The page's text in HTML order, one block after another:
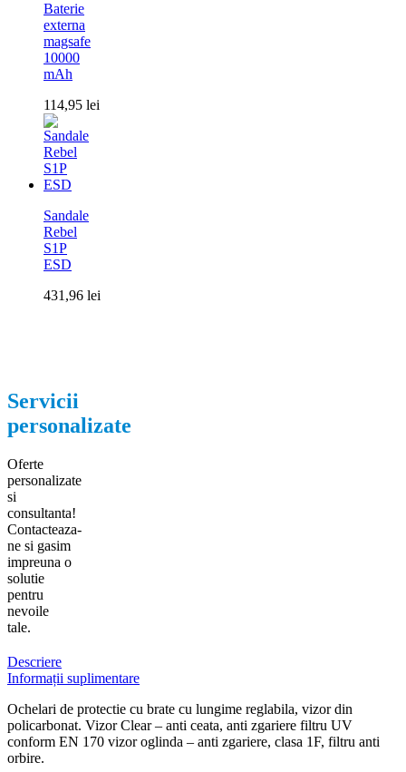
Baterie
externa
magsafe
10000
mAh
114,95 lei
Sandale
Rebel
S1P
ESD
431,96 lei
Servicii
personalizate
Oferte
personalizate
si
consultanta!
Contacteaza-
ne si gasim
impreuna o
solutie
pentru
nevoile
tale.
Descriere
Informații suplimentare
Ochelari de protectie cu brate cu lungime reglabila, vizor din
policarbonat. Vizor Clear – anti ceata, anti zgariere filtru UV
conform EN 170 vizor oglinda – anti zgariere, clasa 1F, filtru anti
orbire.